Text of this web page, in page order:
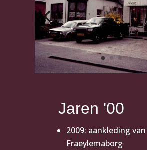
Jaren '00
2009: aankleding
Fraeylemaborg